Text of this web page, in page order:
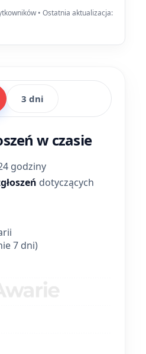
• Ostatnia aktualizacja:
3 dni
w czasie
godziny
dotyczących
7 dni)